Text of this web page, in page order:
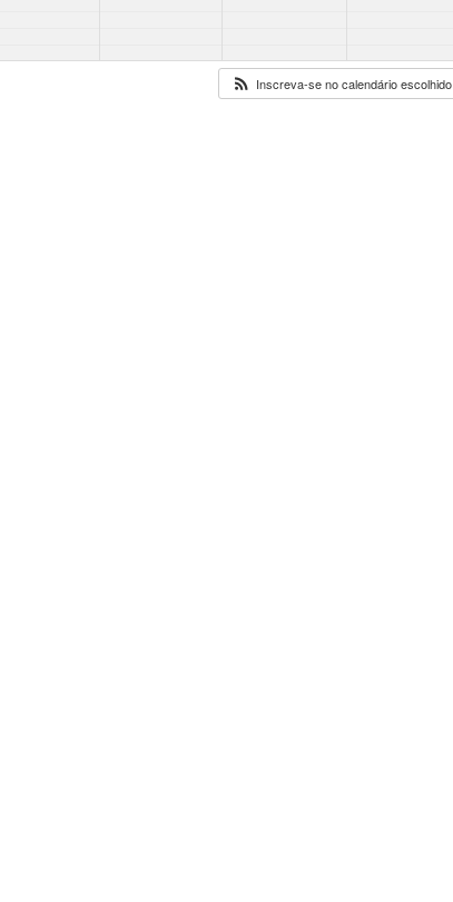
Inscreva-se no calendário escolhido